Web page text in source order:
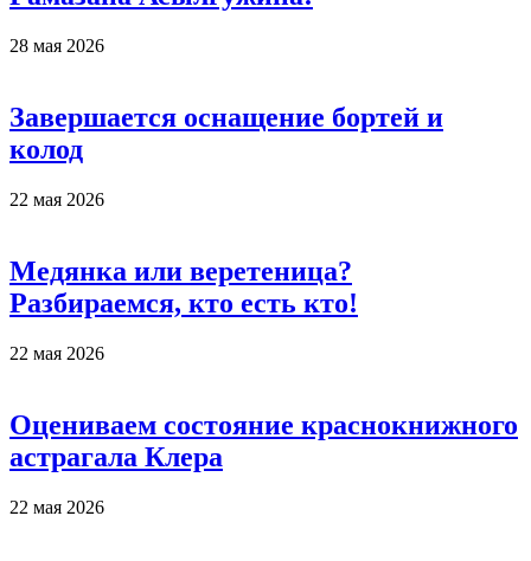
28 мая 2026
Завершается оснащение бортей и
колод
22 мая 2026
Медянка или веретеница?
Разбираемся, кто есть кто!
22 мая 2026
Оцениваем состояние краснокнижного
астрагала Клера
22 мая 2026